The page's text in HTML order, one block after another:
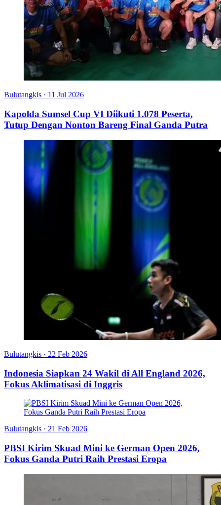
Bulutangkis · 11 Jul 2026
Kapolda Sumsel Cup VI Diikuti 1.078 Peserta,
Tutup Dengan Nonton Bareng Final Ganda Putra
Bulutangkis · 22 Feb 2026
Indonesia Siapkan 24 Wakil di All England 2026,
Fokus Aklimatisasi di Inggris
Bulutangkis · 21 Feb 2026
PBSI Kirim Skuad Mini ke German Open 2026,
Fokus Ganda Putri Raih Prestasi Eropa